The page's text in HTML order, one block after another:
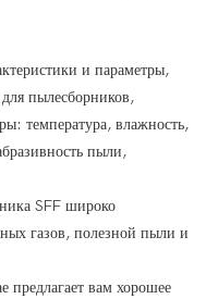
и параметры,
пылесборников,
температура, влажность,
пыли,
SFF широко
газов, полезной пыли и
вам хорошее